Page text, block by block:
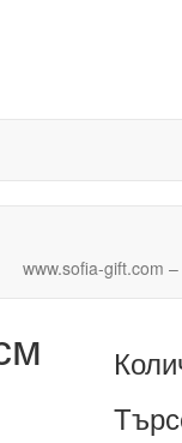
www.sofia-gift.com